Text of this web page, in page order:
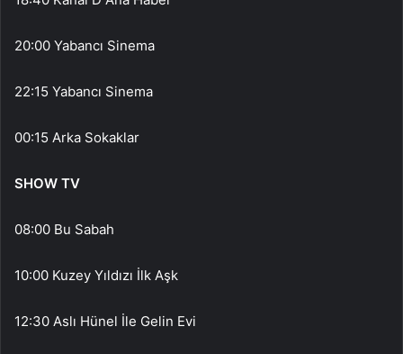
20:00 Yabancı Sinema
22:15 Yabancı Sinema
00:15 Arka Sokaklar
SHOW TV
08:00 Bu Sabah
10:00 Kuzey Yıldızı İlk Aşk
12:30 Aslı Hünel İle Gelin Evi